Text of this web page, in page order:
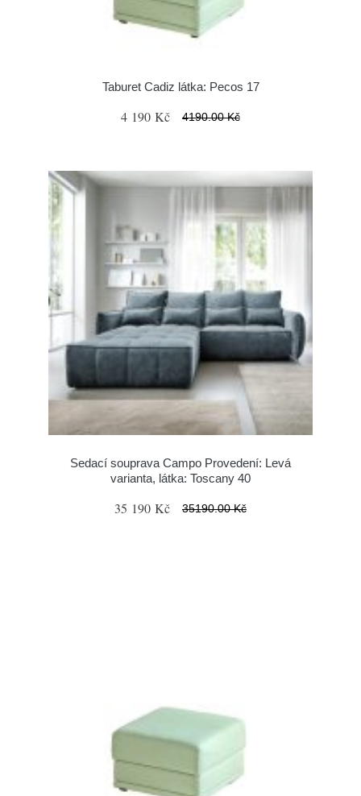
Taburet Cadiz látka: Pecos 17
4 190 Kč 4190.00 Kč
Sedací souprava Campo Provedení: Levá
varianta, látka: Toscany 40
35 190 Kč 35190.00 Kč